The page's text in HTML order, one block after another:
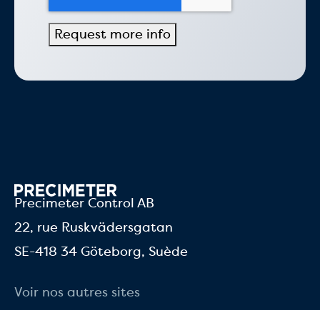
Precimeter Control AB
22, rue Ruskvädersgatan
SE-418 34 Göteborg, Suède
Voir nos autres sites